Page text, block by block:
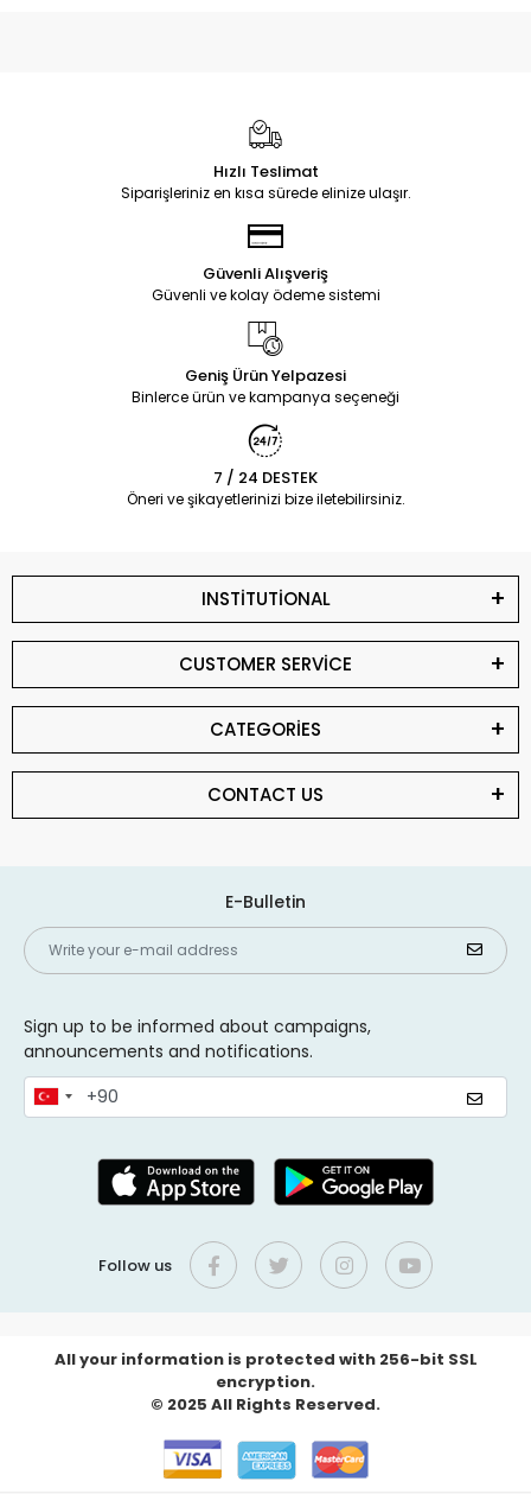
Hızlı Teslimat
Siparişleriniz en kısa sürede elinize ulaşır.
Güvenli Alışveriş
Güvenli ve kolay ödeme sistemi
Geniş Ürün Yelpazesi
Binlerce ürün ve kampanya seçeneği
7 / 24 DESTEK
Öneri ve şikayetlerinizi bize iletebilirsiniz.
INSTİTUTİONAL
CUSTOMER SERVİCE
CATEGORİES
CONTACT US
E-Bulletin
Sign up to be informed about campaigns,
announcements and notifications.
Follow us
All your information is protected with 256-bit SSL
encryption.
© 2025 All Rights Reserved.